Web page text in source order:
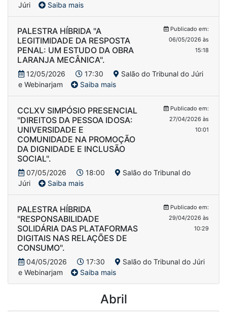
Júri
Saiba mais
PALESTRA HÍBRIDA "A
LEGITIMIDADE DA RESPOSTA
PENAL: UM ESTUDO DA OBRA
LARANJA MECÂNICA".
Publicado em:
06/05/2026 às
15:18
12/05/2026 17:30
Salão do Tribunal do Júri
e Webinarjam
Saiba mais
CCLXV SIMPÓSIO PRESENCIAL
"DIREITOS DA PESSOA IDOSA:
UNIVERSIDADE E
COMUNIDADE NA PROMOÇÃO
DA DIGNIDADE E INCLUSÃO
SOCIAL".
Publicado em:
27/04/2026 às
10:01
07/05/2026 18:00
Salão do Tribunal do
Júri
Saiba mais
PALESTRA HÍBRIDA
"RESPONSABILIDADE
SOLIDÁRIA DAS PLATAFORMAS
DIGITAIS NAS RELAÇÕES DE
CONSUMO".
Publicado em:
29/04/2026 às
10:29
04/05/2026 17:30
Salão do Tribunal do Júri
e Webinarjam
Saiba mais
Abril